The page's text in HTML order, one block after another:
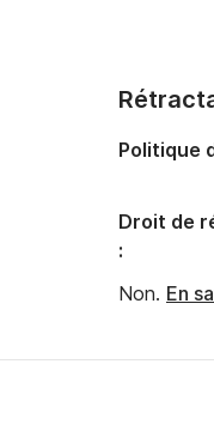
Politique
Droit de
:
Non. En